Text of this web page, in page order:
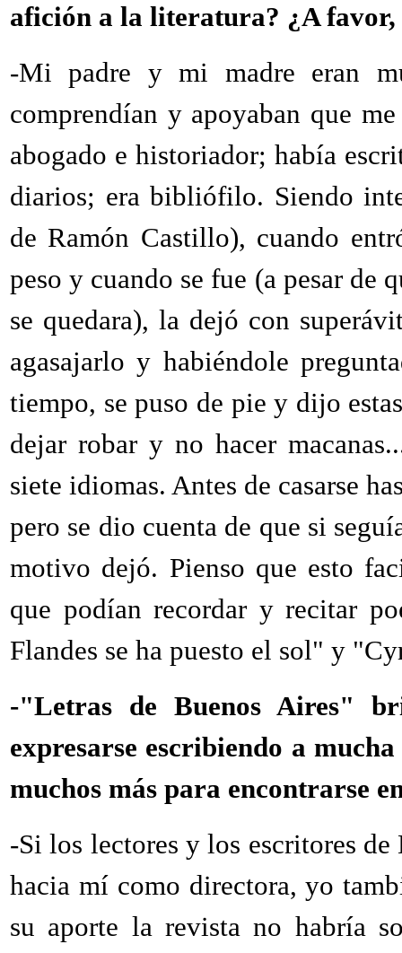
afición a la literatura? ¿A
-Mi padre y mi madre eran
comprendían y apoyaban que
abogado e historiador; había
diarios; era bibliófilo. Siendo
de Ramón Castillo), cuando
peso y cuando se fue (a pesar
se quedara), la dejó con
agasajarlo y habiéndole
tiempo, se puso de pie y dijo
dejar robar y no hacer
siete idiomas. Antes de casarse
pero se dio cuenta de que si
motivo dejó. Pienso que esto
que podían recordar y recitar
Flandes se ha puesto el sol" y
-"Letras de Buenos Aires"
expresarse escribiendo a
muchos más para encontrarse
-Si los lectores y los escritores de
hacia mí como directora, yo
su aporte la revista no habría